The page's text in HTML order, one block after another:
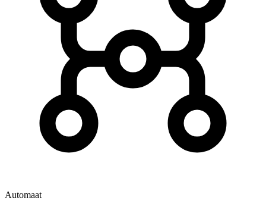
Automaat